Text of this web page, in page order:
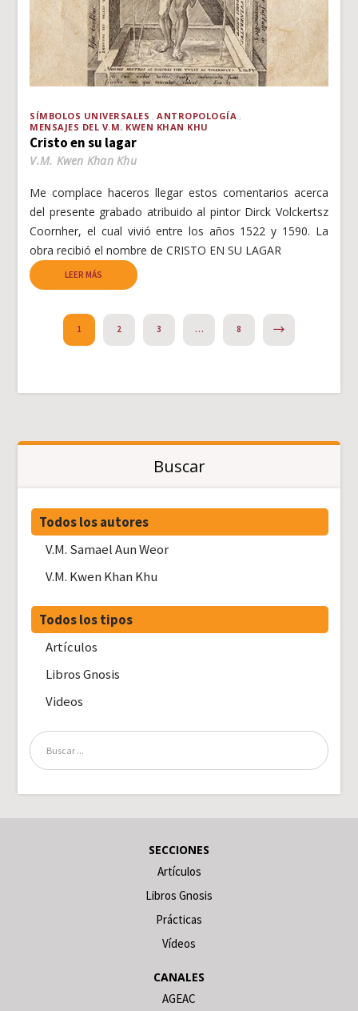
SÍMBOLOS UNIVERSALES
ANTROPOLOGÍA
MENSAJES DEL V.M. KWEN KHAN KHU
Cristo en su lagar
V.M. Kwen Khan Khu
Me complace haceros llegar estos comentarios acerca
del presente grabado atribuido al pintor Dirck Volckertsz
Coornher, el cual vivió entre los años 1522 y 1590. La
obra recibió el nombre de CRISTO EN SU LAGAR
LEER MÁS
1 2 3 … 8
Buscar
Todos los autores
V.M. Samael Aun Weor
V.M. Kwen Khan Khu
Todos los tipos
Artículos
Libros Gnosis
Videos
SECCIONES
Artículos
Libros Gnosis
Prácticas
Vídeos
CANALES
AGEAC